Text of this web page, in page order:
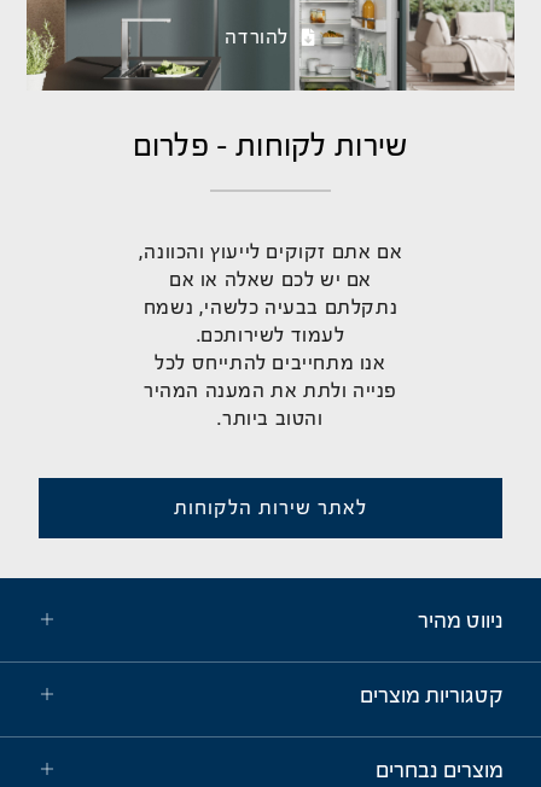
להורדה
שירות לקוחות - פלרום
אם אתם זקוקים לייעוץ והכוונה,
אם יש לכם שאלה או אם
נתקלתם בבעיה כלשהי, נשמח
לעמוד לשירותכם.
אנו מתחייבים להתייחס לכל
פנייה ולתת את המענה המהיר
והטוב ביותר.
לאתר שירות הלקוחות
ניווט מהיר
קטגוריות מוצרים
מוצרים נבחרים